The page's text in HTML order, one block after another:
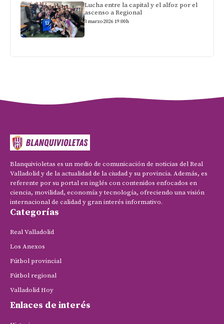
Lucha entre la capital y el alfoz por el
ascenso a Regional
3 marzo 2026 19:00h
Blanquivioletas es un medio de comunicación de noticias del Real
Valladolid y de la actualidad de la ciudad y su provincia. Además, es
referente por su portal en inglés con contenidos enfocados en
ciencia, movilidad, economía y tecnología, ofreciendo una visión
internacional de calidad y gran interés informativo.
Categorías
Real Valladolid
Los Anexos
Fútbol provincial
Fútbol regional
Valladolid Hoy
Enlaces de interés